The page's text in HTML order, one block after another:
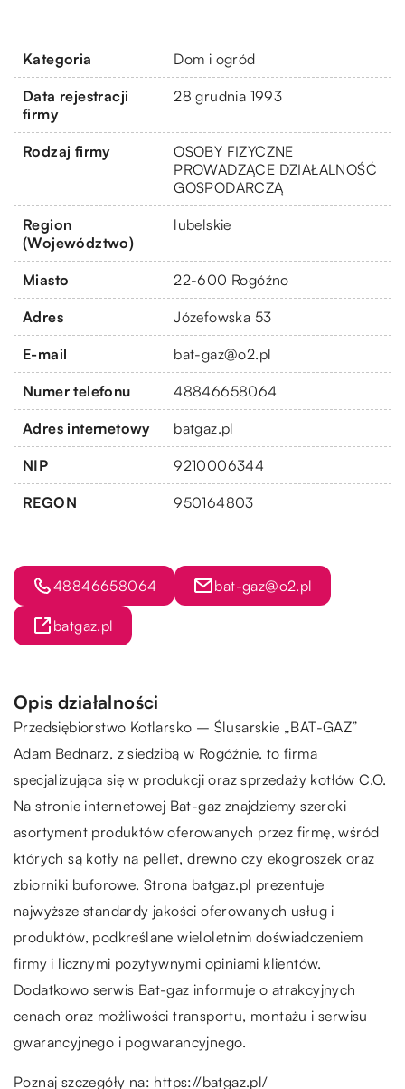
Kategoria Dom i ogród
Data rejestracji
firmy
28 grudnia 1993
Rodzaj firmy
OSOBY FIZYCZNE
PROWADZĄCE DZIAŁALNOŚĆ
GOSPODARCZĄ
Region
(Województwo)
lubelskie
Miasto 22-600 Rogóźno
Adres Józefowska 53
E-mail bat-gaz@o2.pl
Numer telefonu 48846658064
Adres internetowy batgaz.pl
NIP 9210006344
REGON 950164803
48846658064 bat-gaz@o2.pl
batgaz.pl
Opis działalności
Przedsiębiorstwo Kotlarsko – Ślusarskie „BAT-GAZ”
Adam Bednarz, z siedzibą w Rogóźnie, to firma
specjalizująca się w produkcji oraz sprzedaży kotłów C.O.
Na stronie internetowej Bat-gaz znajdziemy szeroki
asortyment produktów oferowanych przez firmę, wśród
których są kotły na pellet, drewno czy ekogroszek oraz
zbiorniki buforowe. Strona batgaz.pl prezentuje
najwyższe standardy jakości oferowanych usług i
produktów, podkreślane wieloletnim doświadczeniem
firmy i licznymi pozytywnymi opiniami klientów.
Dodatkowo serwis Bat-gaz informuje o atrakcyjnych
cenach oraz możliwości transportu, montażu i serwisu
gwarancyjnego i pogwarancyjnego.
Poznaj szczegóły na: https://batgaz.pl/